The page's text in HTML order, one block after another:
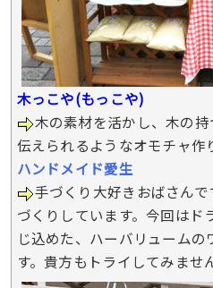
木っこや(もっこや)
木の素材を活かし、木の
伝えられるようなオモチャ作
ハンドメイド愛生
手づくり大好きおばさん
づくりしています。今回はド
じ込めた、ハーバリューム
す。貴方もトライしてみませ